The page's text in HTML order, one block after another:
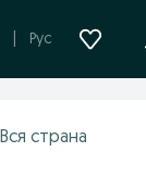
Рус